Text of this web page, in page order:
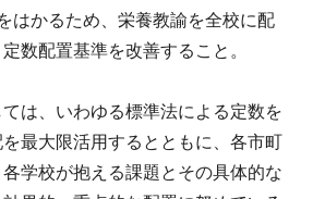
はかるため、栄養教諭を全校に配
数配置基準を改善すること。
は、いわゆる標準法による定数を
最大限活用するとともに、各市町
学校が抱える課題とその具体的な